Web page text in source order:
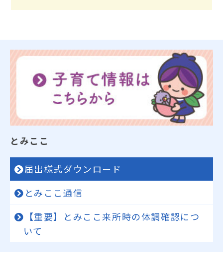
とみここ
届出様式ダウンロード
とみここ通信
【重要】とみここ来所時の体調確認につ
いて